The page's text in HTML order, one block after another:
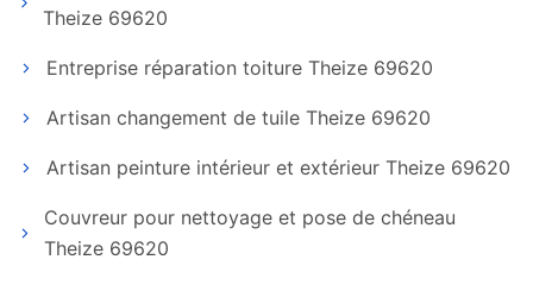
Theize 69620
Entreprise réparation toiture Theize 69620
Artisan changement de tuile Theize 69620
Artisan peinture intérieur et extérieur Theize 69620
Couvreur pour nettoyage et pose de chéneau
Theize 69620